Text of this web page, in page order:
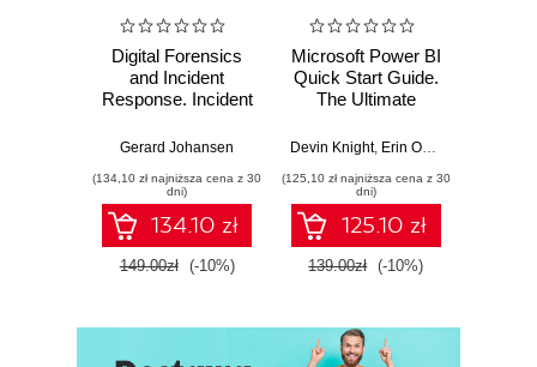
Digital Forensics
and Incident
Response. Incident
and techniques for
threat response -
Fourth Edition
Gerard Johansen
(134,10 zł najniższa cena z 30
dni)
134.10 zł
149.00zł (-10%)
Microsoft Power BI
Quick Start Guide.
The Ultimate
to Power BI, Data
Tools, and
Microsoft Fabric -
Fourth Edition
Devin Knight, Erin Ostrowsky
(125,10 zł najniższa cena z 30
dni)
125.10 zł
139.00zł (-10%)